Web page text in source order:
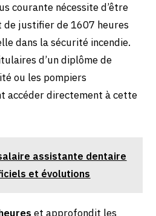
courante nécessite d’être
justifier de 1607 heures
dans la sécurité incendie.
d’un diplôme de
ou les pompiers
accéder directement à cette
assistante dentaire
et évolutions
et approfondit les